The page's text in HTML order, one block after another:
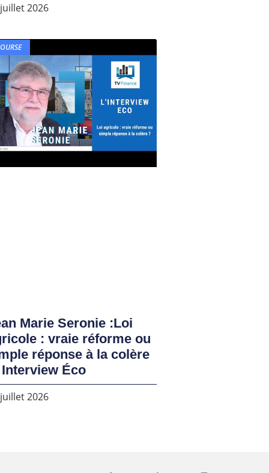
2026
Marie Seronie :Loi
: vraie réforme ou
réponse à la colère
Éco
2026